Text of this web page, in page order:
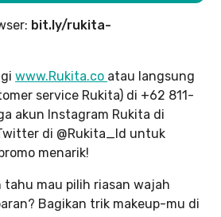
bit.ly/rukita-
www.Rukita.co atau langsung
service Rukita) di +62 811-
akun Instagram Rukita di
di @Rukita_Id untuk
menarik!
tahu mau pilih riasan wajah
Bagikan trik makeup-mu di